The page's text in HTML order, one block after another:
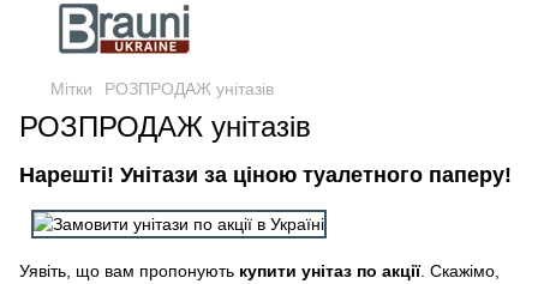
Мітки РОЗПРОДАЖ унітазів
РОЗПРОДАЖ унітазів
Нарешті! Унітази за ціною туалетного паперу!
Уявіть, що вам пропонують купити унітаз по акції. Скажімо,